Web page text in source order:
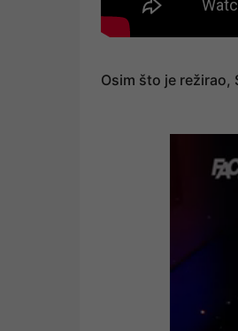
Osim što je režirao,